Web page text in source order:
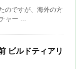
のですが、海外の方
ャー ...
ビルドティアリ